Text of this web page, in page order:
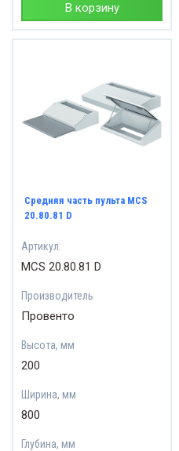
В корзину
Средняя часть пульта MCS
20.80.81 D
Артикул:
MCS 20.80.81 D
Производитель
Провенто
Высота, мм
200
Ширина, мм
800
Глубина, мм